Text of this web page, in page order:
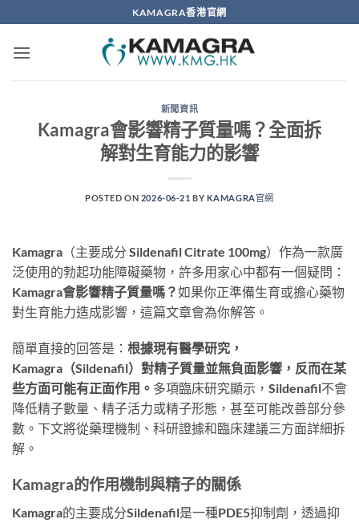
to
content
KAMAGRA香港官網
新聞資訊
Kamagra會影響精子質量嗎？全面拆
解對生育能力的影響
POSTED ON 2026-06-21 BY KAMAGRA官網
Kamagra（主要成分 Sildenafil Citrate 100mg）作為一款廣
泛使用的勃起功能障礙藥物，許多用家心中都有一個疑問：
Kamagra會影響精子質量嗎？如果你正準備生育或擔心藥物
對生育能力造成影響，這篇文章會為你解答。
簡單直接的回答是： 根據現有醫學研究，
Kamagra（Sildenafil）對精子質量並無負面影響，反而在某
些方面可能有正面作用。 多項臨床研究顯示，Sildenafil不會
降低精子數量、精子活力或精子形態，甚至可能改善部分參
數。下文將從藥理機制、科研證據和臨床建議三方面詳細拆
解。
Kamagra的作用機制與精子的關係
Kamagra的主要成分Sildenafil是一種PDE5抑制劑，透過抑